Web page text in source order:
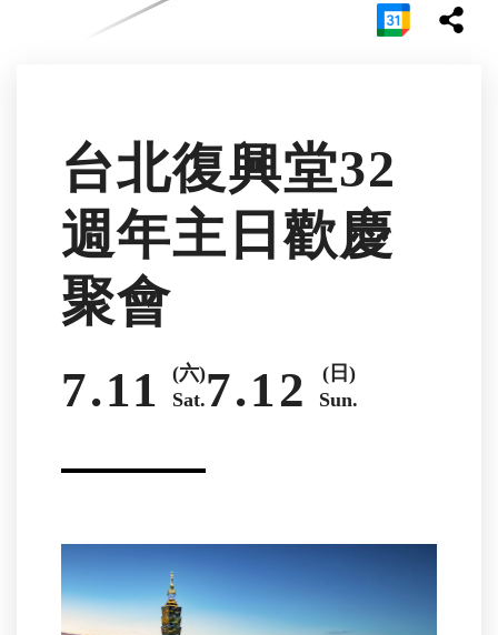
台北復興堂32
週年主日歡慶
聚會
7.11
(六)
Sat.7.12
(日)
Sun.